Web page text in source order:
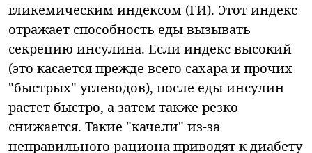
гликемическим индексом (ГИ). Этот индекс
отражает способность еды вызывать
секрецию инсулина. Если индекс высокий
(это касается прежде всего сахара и прочих
"быстрых" углеводов), после еды инсулин
растет быстро, а затем также резко
снижается. Такие "качели" из-за
неправильного рациона приводят к диабету